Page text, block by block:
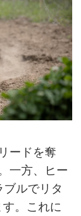
ードを奪
一方、ヒー
ブルでリタ
。これに